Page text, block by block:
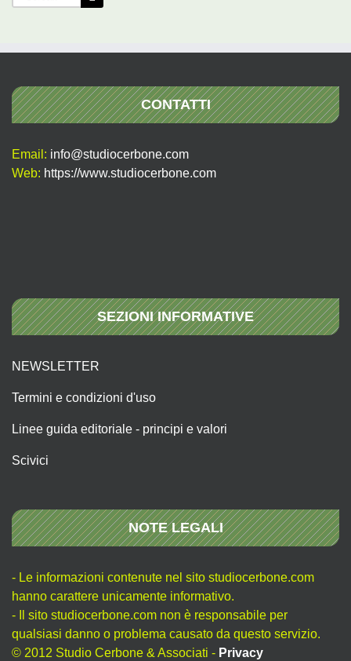
per:
CONTATTI
Email: info@studiocerbone.com
Web: https://www.studiocerbone.com
SEZIONI INFORMATIVE
NEWSLETTER
Termini e condizioni d'uso
Linee guida editoriale - principi e valori
Scivici
NOTE LEGALI
- Le informazioni contenute nel sito studiocerbone.com
hanno carattere unicamente informativo.
- Il sito studiocerbone.com non è responsabile per
qualsiasi danno o problema causato da questo servizio.
© 2012 Studio Cerbone & Associati - Privacy